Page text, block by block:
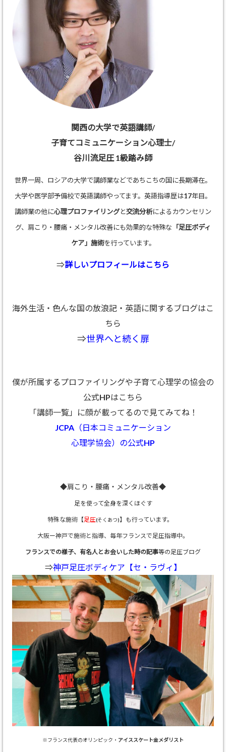
関西の大学で英語講師/
子育てコミュニケーション心理士/
谷川流足圧 1級踏み師
世界一周、ロシアの大学で講師業などであちこちの国に長期滞在。
大学や医学部予備校で英語講師やってます。英語指導歴は17年目。
講師業の他に心理プロファイリングと交流分析によるカウンセリン
グ、肩こり・腰痛・メンタル改善にも効果的な特殊な 「足圧ボディ
ケア」施術を行っています。
⇒詳しいプロフィールはこちら
海外生活・色んな国の放浪記・英語に関するブログはこ
ちら
⇒世界へと続く扉
僕が所属するプロファイリングや子育て心理学の協会の
公式HPはこちら
「講師一覧」に顔が載ってるので見てみてね！
JCPA（日本コミュニケーション
心理学協会）の公式HP
◆肩こり・腰痛・メンタル改善◆
足を使って全身を深くほぐす
特殊な施術【足圧(そくあつ)】も行っています。
大阪ー神戸で施術と指導、 毎年フランスで足圧指導中。
フランスでの様子、有名人とお会いした時の記事等の足圧ブログ
⇒神戸足圧ボディケア【セ・ラヴィ】
※フランス代表のオリンピック・ アイススケート金メダリスト